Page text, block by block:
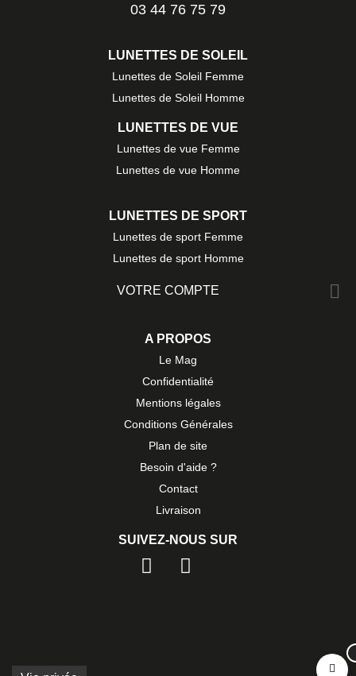
03 44 76 75 79
LUNETTES DE SOLEIL
Lunettes de Soleil Femme
Lunettes de Soleil Homme
LUNETTES DE VUE
Lunettes de vue Femme
Lunettes de vue Homme
LUNETTES DE SPORT
Lunettes de sport Femme
Lunettes de sport Homme
VOTRE COMPTE 
A PROPOS
Le Mag
Confidentialité
Mentions légales
Conditions Générales
Plan de site
Besoin d'aide ?
Contact
Livraison
SUIVEZ-NOUS SUR